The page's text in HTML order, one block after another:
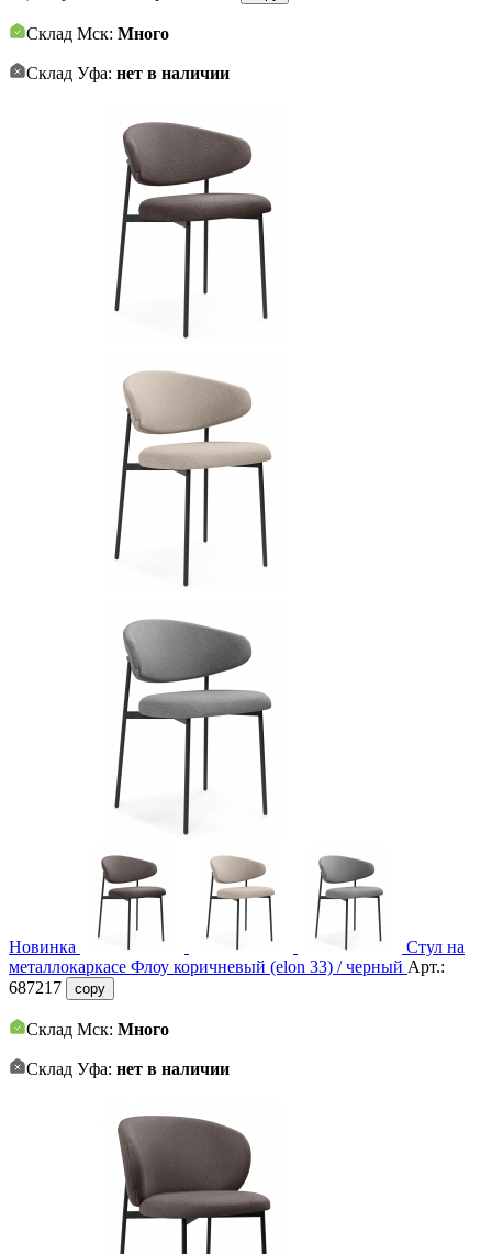
Склад Мск: Много
Склад Уфа: нет в наличии
Новинка
Стул на
металлокаркасе Флоу коричневый (elon 33) / черный Арт.:
687217
copy
Склад Мск: Много
Склад Уфа: нет в наличии